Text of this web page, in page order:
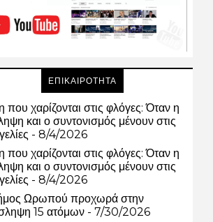
ΕΠΙΚΑΙΡΟΤΗΤΑ
που χαρίζονται στις φλόγες: Όταν η
και ο συντονισμός μένουν στις
- 8/4/2026
που χαρίζονται στις φλόγες: Όταν η
και ο συντονισμός μένουν στις
- 8/4/2026
Ωρωπού προχωρά στην
15 ατόμων - 7/30/2026